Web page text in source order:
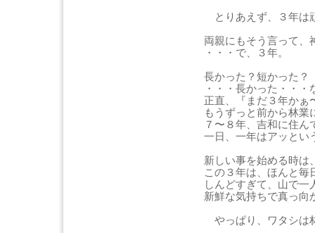
とりあえず、３年は
両親にもそう言って、
・・・で、３年。
長かった？短かった？
・・・長かった・・・
正直、『まだ３年かぁ
もうずっと前から林業
７〜８年、吉和に住ん
一日、一年はアッとい
新しい事を始める時は
この３年は、ほんと毎
しんどすぎて、山で一
新鮮な気持ちで真っ向
やっぱり、ワタシは